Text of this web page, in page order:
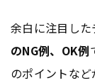
余白に注目した
のNG例、OK例
のポイントなど